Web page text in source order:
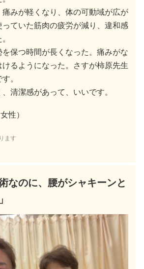
みが軽くなり、体の可動域が広が
っていた筋肉の疲労が減り、違和感
保つ時間が長くなった。痛みがな
るようになった。さすが柿原先生
。
清潔感があって、いいです。
性）
ます
なのに、腰がシャキーンと